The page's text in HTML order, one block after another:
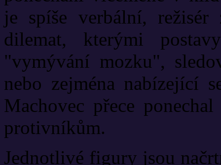
je spíše verbální,
dilemat, kterými
"vymývání mozku",
nebo zejména nabízející
Machovec přece
protivníkům.
Jednotlivé figury jsou